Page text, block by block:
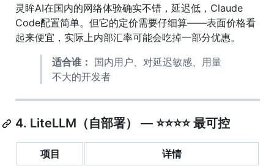
灵眸AI在国内的网络体验确实不错，延迟低，Claude
Code配置简单。但它的定价需要仔细算——表面价格看
起来便宜，实际上内部汇率可能会吃掉一部分优惠。
适合谁： 国内用户、对延迟敏感、用量
不大的开发者
4. LiteLLM（自部署） — ⭐⭐⭐⭐ 最可控
项目
详情